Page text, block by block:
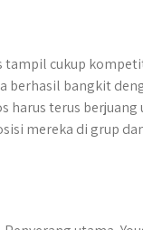
tampil cukup
berhasil bangkit
harus terus berjuang
mereka di grup